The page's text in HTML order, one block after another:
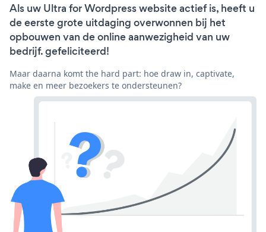
Als uw Ultra for Wordpress website actief is, heeft u
de eerste grote uitdaging overwonnen bij het
opbouwen van de online aanwezigheid van uw
bedrijf. gefeliciteerd!
Maar daarna komt the hard part: hoe draw in, captivate,
make en meer bezoekers te ondersteunen?